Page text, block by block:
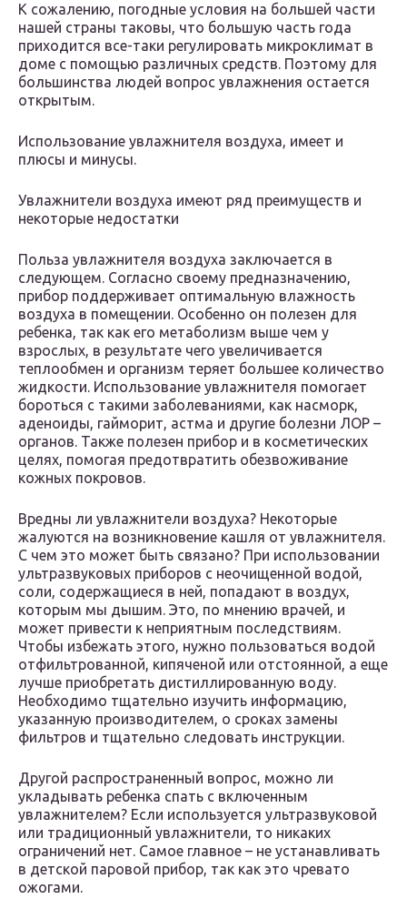
К сожалению, погодные условия на большей части
нашей страны таковы, что большую часть года
приходится все-таки регулировать микроклимат в
доме с помощью различных средств. Поэтому для
большинства людей вопрос увлажнения остается
открытым.
Использование увлажнителя воздуха, имеет и
плюсы и минусы.
Увлажнители воздуха имеют ряд преимуществ и
некоторые недостатки
Польза увлажнителя воздуха заключается в
следующем. Согласно своему предназначению,
прибор поддерживает оптимальную влажность
воздуха в помещении. Особенно он полезен для
ребенка, так как его метаболизм выше чем у
взрослых, в результате чего увеличивается
теплообмен и организм теряет большее количество
жидкости. Использование увлажнителя помогает
бороться с такими заболеваниями, как насморк,
аденоиды, гайморит, астма и другие болезни ЛОР –
органов. Также полезен прибор и в косметических
целях, помогая предотвратить обезвоживание
кожных покровов.
Вредны ли увлажнители воздуха? Некоторые
жалуются на возникновение кашля от увлажнителя.
С чем это может быть связано? При использовании
ультразвуковых приборов с неочищенной водой,
соли, содержащиеся в ней, попадают в воздух,
которым мы дышим. Это, по мнению врачей, и
может привести к неприятным последствиям.
Чтобы избежать этого, нужно пользоваться водой
отфильтрованной, кипяченой или отстоянной, а еще
лучше приобретать дистиллированную воду.
Необходимо тщательно изучить информацию,
указанную производителем, о сроках замены
фильтров и тщательно следовать инструкции.
Другой распространенный вопрос, можно ли
укладывать ребенка спать с включенным
увлажнителем? Если используется ультразвуковой
или традиционный увлажнители, то никаких
ограничений нет. Самое главное – не устанавливать
в детской паровой прибор, так как это чревато
ожогами.